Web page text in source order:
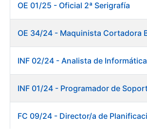
OE 01/25 - Oficial 2ª Serigrafía
INF 02/24 - Analista de Informática